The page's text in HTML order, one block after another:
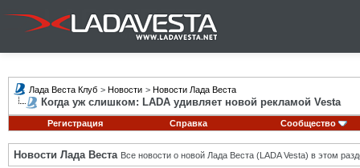
Лада Веста Клуб > Новости > Новости Лада Веста
Когда уж слишком: LADA удивляет новой рекламой Vesta
Регистрация Справка Сообщество
Новости Лада Веста Все новости о новой Лада Веста (LADA Vesta) в этом